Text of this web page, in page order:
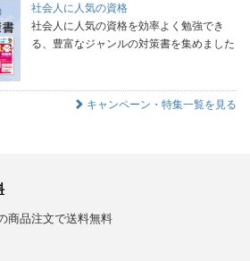
社会人に人気の資格
社会人に人気の資格を効率よく勉強でき
る、豊富なジャンルの対策書を集めました
キャンペーン・特集一覧を見る
商品注文で送料無料